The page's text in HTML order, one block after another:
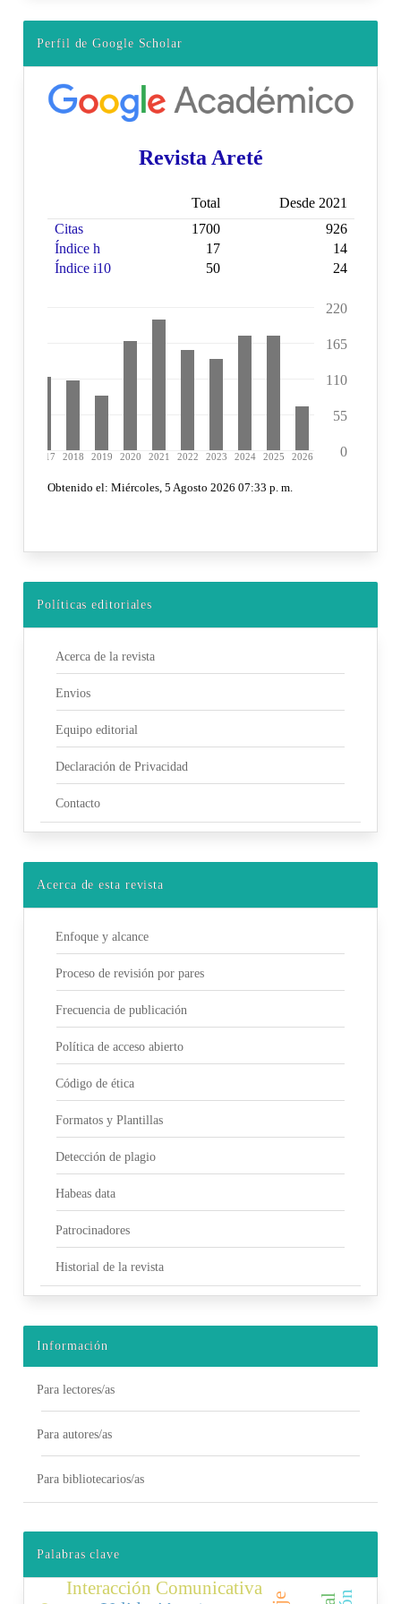
Perfil de Google Scholar
Políticas editoriales
Acerca de la revista
Envios
Equipo editorial
Declaración de Privacidad
Contacto
Acerca de esta revista
Enfoque y alcance
Proceso de revisión por pares
Frecuencia de publicación
Política de acceso abierto
Código de ética
Formatos y Plantillas
Detección de plagio
Habeas data
Patrocinadores
Historial de la revista
Información
Para lectores/as
Para autores/as
Para bibliotecarios/as
Palabras clave
Interacción Comunicativa